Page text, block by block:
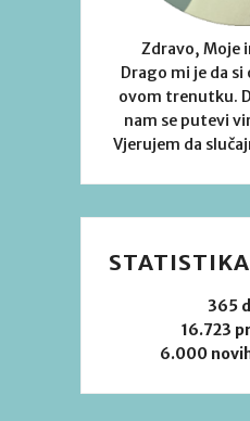
Zdravo, Moje
Drago mi je da si
ovom trenutku.
nam se putevi
Vjerujem da
STATISTIKA
365
16.723
6.000